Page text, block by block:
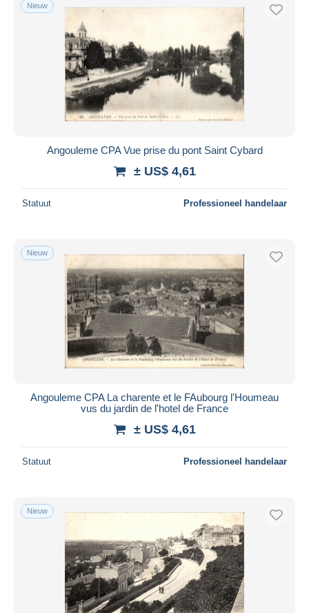
Nieuw
Angouleme CPA Vue prise du pont Saint Cybard
± US$ 4,61
Statuut Professioneel handelaar
Nieuw
Angouleme CPA La charente et le FAubourg l'Houmeau
vus du jardin de l'hotel de France
± US$ 4,61
Statuut Professioneel handelaar
Nieuw